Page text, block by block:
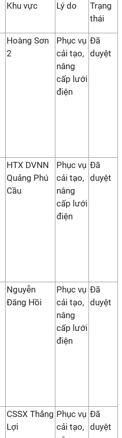
Khu vực Lý do
Trạng
thái
Hoàng Sơn
2
Phục vụ
cải tạo,
nâng
cấp lưới
điện
Đã
duyệt
HTX DVNN
Quảng Phú
Cầu
Phục vụ
cải tạo,
nâng
cấp lưới
điện
Đã
duyệt
Nguyễn
Đăng Hồi
Phục vụ
cải tạo,
nâng
cấp lưới
điện
Đã
duyệt
CSSX Thắng
Lợi
Phục vụ
cải tạo,
Đã
duyệt